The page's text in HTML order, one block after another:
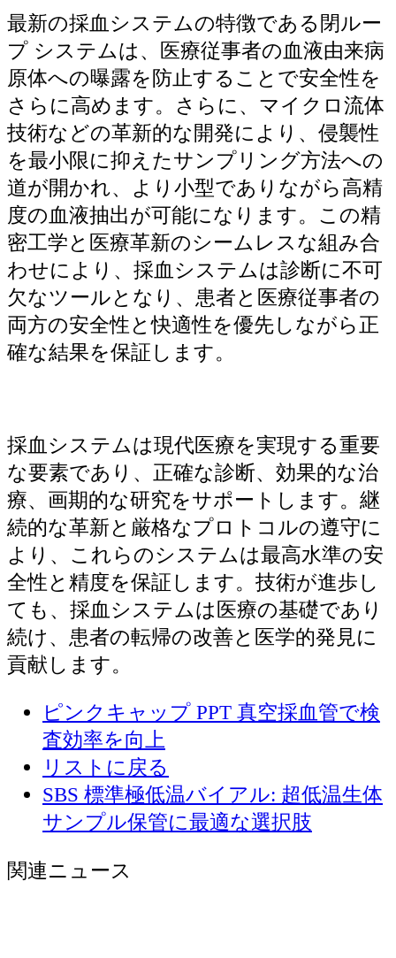
最新の採血システムの特徴である閉ルー
プ システムは、医療従事者の血液由来病
原体への曝露を防止することで安全性を
さらに高めます。さらに、マイクロ流体
技術などの革新的な開発により、侵襲性
を最小限に抑えたサンプリング方法への
道が開かれ、より小型でありながら高精
度の血液抽出が可能になります。この精
密工学と医療革新のシームレスな組み合
わせにより、採血システムは診断に不可
欠なツールとなり、患者と医療従事者の
両方の安全性と快適性を優先しながら正
確な結果を保証します。
採血システムは現代医療を実現する重要
な要素であり、正確な診断、効果的な治
療、画期的な研究をサポートします。継
続的な革新と厳格なプロトコルの遵守に
より、これらのシステムは最高水準の安
全性と精度を保証します。技術が進歩し
ても、採血システムは医療の基礎であり
続け、患者の転帰の改善と医学的発見に
貢献します。
ピンクキャップ PPT 真空採血管で検
査効率を向上
リストに戻る
SBS 標準極低温バイアル: 超低温生体
サンプル保管に最適な選択肢
関連ニュース